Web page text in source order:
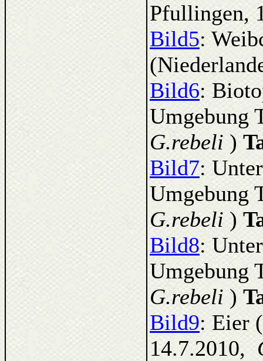
Pfullingen,
Bild5:
Bild6:
Umgebung
G.rebeli )
Bild7:
Umgebung
G.rebeli )
Bild8:
Umgebung
G.rebeli )
Bild9: Eier
14.7.2010,